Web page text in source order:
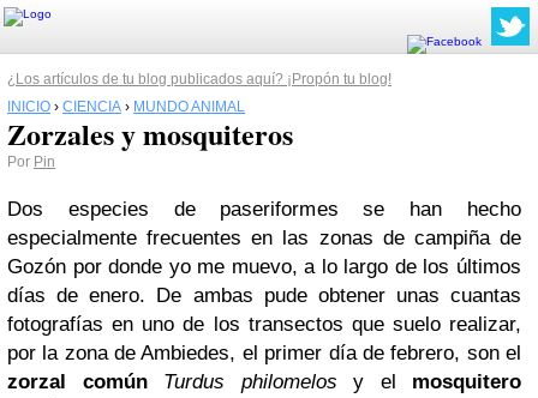
¿Los artículos de tu blog publicados aquí? ¡Propón tu blog!
INICIO › CIENCIA › MUNDO ANIMAL
Zorzales y mosquiteros
Por Pin
Dos especies de paseriformes se han hecho
especialmente frecuentes en las zonas de campiña de
Gozón por donde yo me muevo, a lo largo de los últimos
días de enero. De ambas pude obtener unas cuantas
fotografías en uno de los transectos que suelo realizar,
por la zona de Ambiedes, el primer día de febrero, son el
zorzal común
Turdus philomelos y el mosquitero